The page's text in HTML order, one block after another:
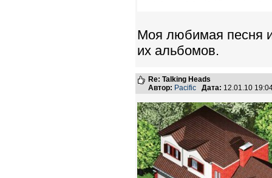
Моя любимая песня
их альбомов.
Re: Talking Heads
Автор: Pacific Дата: 12.01.10